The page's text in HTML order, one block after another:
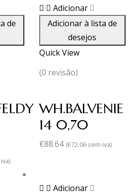
de
Adicionar
Adicionar à lista de
desejos
Quick View
(0 revisão)
WH.BALVENIE
14 0,70
€88.64 (€72.06 sem iva)
Adicionar